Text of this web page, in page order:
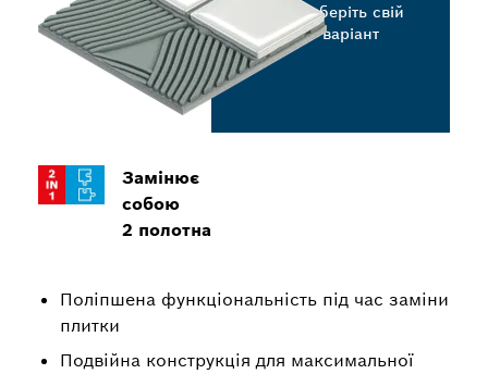
Замінює
собою
2 полотна
Поліпшена функціональність під час заміни
плитки
Подвійна конструкція для максимальної
Виберіть свій
варіант